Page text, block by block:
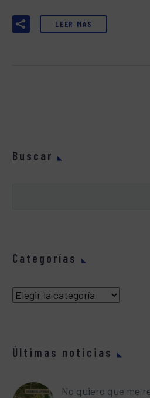
LEER MÁS
Buscar
Categorías
Categorías
Últimas noticias
No quiero que me